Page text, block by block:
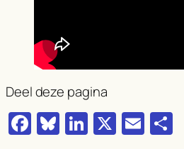
Deel deze pagina
Facebook
Bluesky
LinkedIn
X Email